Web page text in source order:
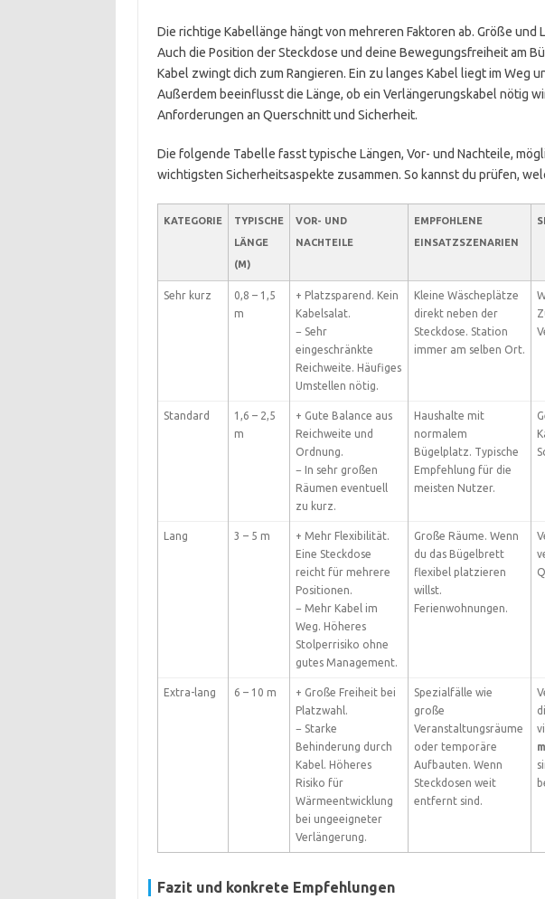
Die richtige Kabellänge hängt von mehreren Faktoren ab. Größe und
Auch die Position der Steckdose und deine Bewegungsfreiheit am
Kabel zwingt dich zum Rangieren. Ein zu langes Kabel liegt im Weg
Außerdem beeinflusst die Länge, ob ein Verlängerungskabel nötig
Anforderungen an Querschnitt und Sicherheit.
Die folgende Tabelle fasst typische Längen, Vor- und Nachteile,
wichtigsten Sicherheitsaspekte zusammen. So kannst du prüfen,
KATEGORIE
TYPISCHE
LÄNGE
(M)
VOR- UND
NACHTEILE
EMPFOHLENE
EINSATZSZENARIEN
Sehr kurz
0,8 – 1,5
m
+ Platzsparend. Kein
Kabelsalat.
− Sehr
eingeschränkte
Reichweite. Häufiges
Umstellen nötig.
Kleine Wäscheplätze
direkt neben der
Steckdose. Station
immer am selben Ort.
Standard
1,6 – 2,5
m
+ Gute Balance aus
Reichweite und
Ordnung.
− In sehr großen
Räumen eventuell
zu kurz.
Haushalte mit
normalem
Bügelplatz. Typische
Empfehlung für die
meisten Nutzer.
Lang 3 – 5 m
+ Mehr Flexibilität.
Eine Steckdose
reicht für mehrere
Positionen.
− Mehr Kabel im
Weg. Höheres
Stolperrisiko ohne
gutes Management.
Große Räume. Wenn
du das Bügelbrett
flexibel platzieren
willst.
Ferienwohnungen.
Extra-lang 6 – 10 m
+ Große Freiheit bei
Platzwahl.
− Starke
Behinderung durch
Kabel. Höheres
Risiko für
Wärmeentwicklung
bei ungeeigneter
Verlängerung.
Spezialfälle wie
große
Veranstaltungsräume
oder temporäre
Aufbauten. Wenn
Steckdosen weit
entfernt sind.
Fazit und konkrete Empfehlungen